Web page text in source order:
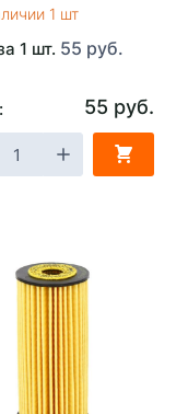
1 шт
1 шт. 55 руб.
55 руб.